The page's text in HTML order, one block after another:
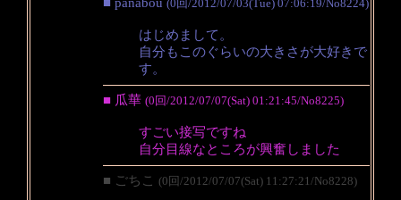
(0回/2012/07/03(Tue) 07:06:19/No8224)
はじめまして。
自分もこのぐらいの大きさが大好きで
す。
■ 瓜華 (0回/2012/07/07(Sat) 01:21:45/No8225)
すごい接写ですね
自分目線なところが興奮しました
■ ごちこ (0回/2012/07/07(Sat) 11:27:21/No8228)